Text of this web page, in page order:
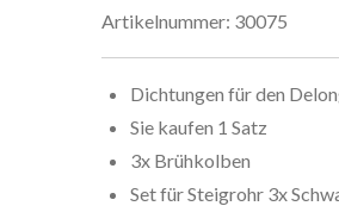
Artikelnummer: 30075
Dichtungen für den
Sie kaufen 1 Satz
3x Brühkolben
Set für Steigrohr 3x